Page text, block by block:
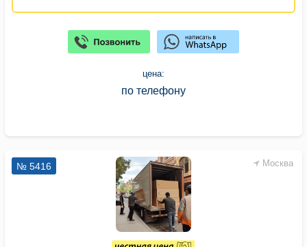
цена:
по телефону
Москва
№ 5416